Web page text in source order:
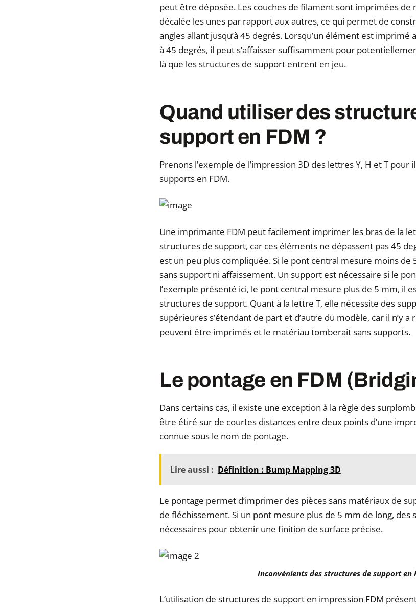
peut être déposée. Les couches de filament sont imprimées
décalée les unes par rapport aux autres, ce qui permet de
angles allant jusqu’à 45 degrés. Lorsqu’un élément est
à 45 degrés, il peut s’affaisser suffisamment pour
là que les structures de support entrent en jeu.
Quand utiliser des
support en FDM ?
Prenons l’exemple de l’impression 3D des lettres Y, H et T pour
supports en FDM.
Une imprimante FDM peut facilement imprimer les bras de la
structures de support, car ces éléments ne dépassent pas 45
est un peu plus compliquée. Si le pont central mesure moins
sans support ni affaissement. Un support est nécessaire si le
l’exemple présenté ici, le pont central mesure plus de 5 mm, il
structures de support. Quant à la lettre T, elle nécessite des
supérieures s’étendant de part et d’autre du modèle, car il n’y a
peuvent être imprimés et le matériau tomberait sans supports.
Le pontage en FDM
Dans certains cas, il existe une exception à la règle des
être étiré sur de courtes distances entre deux points d’une
connue sous le nom de pontage.
Lire aussi : Définition : Bump Mapping 3D
Le pontage permet d’imprimer des pièces sans matériaux de
de fléchissement. Si un pont mesure plus de 5 mm de long,
nécessaires pour obtenir une finition de surface précise.
Inconvénients des structures de support en
L’utilisation de structures de support en impression FDM